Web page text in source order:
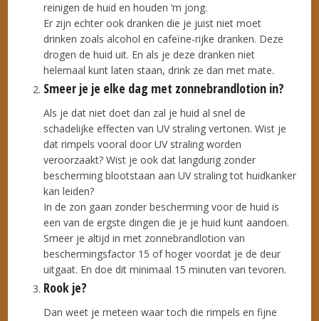
reinigen de huid en houden ‘m jong.
Er zijn echter ook dranken die je juist niet moet
drinken zoals alcohol en cafeïne-rijke dranken. Deze
drogen de huid uit. En als je deze dranken niet
helemaal kunt laten staan, drink ze dan met mate.
Smeer je je elke dag met zonnebrandlotion in?
Als je dat niet doet dan zal je huid al snel de
schadelijke effecten van UV straling vertonen. Wist je
dat rimpels vooral door UV straling worden
veroorzaakt? Wist je ook dat langdurig zonder
bescherming blootstaan aan UV straling tot huidkanker
kan leiden?
In de zon gaan zonder bescherming voor de huid is
een van de ergste dingen die je je huid kunt aandoen.
Smeer je altijd in met zonnebrandlotion van
beschermingsfactor 15 of hoger voordat je de deur
uitgaat. En doe dit minimaal 15 minuten van tevoren.
Rook je?
Dan weet je meteen waar toch die rimpels en fijne